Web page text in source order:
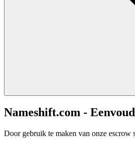
Nameshift.com -
Door gebruik te maken van onze escrow